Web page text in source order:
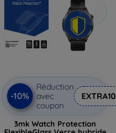
-10%
Réduction
avec
coupon
EXTRA10
3mk Watch Protection